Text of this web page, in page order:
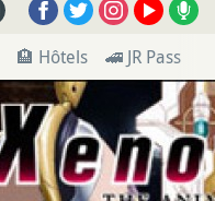
🏨 Hôtels 🚄 JR Pass